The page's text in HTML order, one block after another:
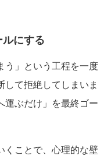
ルにする
う」という工程を一度
して拒絶してしまいま
運ぶだけ」を最終ゴー
くことで、心理的な壁